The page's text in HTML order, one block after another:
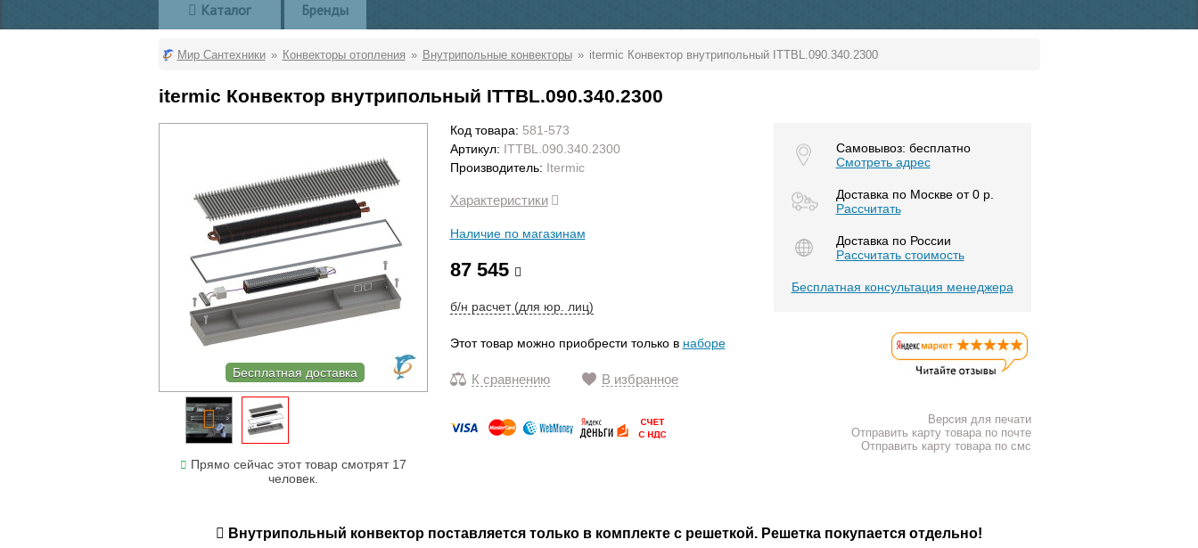
Каталог Бренды
Мир Сантехники Конвекторы отопления Внутрипольные конвекторы itermic Конвектор внутрипольный ITTBL.090.340.2300
itermic Конвектор внутрипольный ITTBL.090.340.2300
Бесплатная доставка
Прямо сейчас этот товар смотрят 17
человек.
Код товара: 581-573
Артикул: ITTBL.090.340.2300
Производитель: Itermic
Характеристики
Наличие по магазинам
87 545
б/н расчет (для юр. лиц)
Этот товар можно приобрести только в наборе
К сравнению В избранное
Самовывоз: бесплатно
Смотреть адрес
Доставка по Москве от 0 р.
Расcчитать
Доставка по России
Рассчитать стоимость
Бесплатная консультация менеджера
Версия для печати
Отправить карту товара по почте
Отправить карту товара по смс
Внутрипольный конвектор поставляется только в комплекте с решеткой. Решетка покупается отдельно!